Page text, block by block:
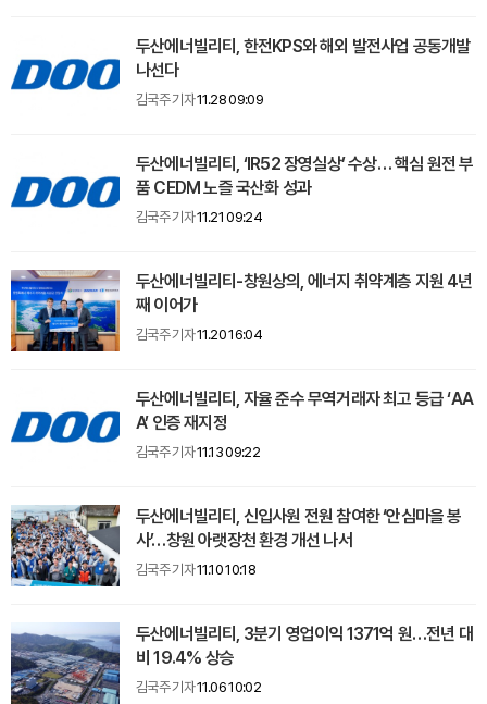
두산에너빌리티, 한전KPS와 해외 발전사업 공동개발
나선다
김국주 기자11.28 09:09
두산에너빌리티, ‘IR52 장영실상’ 수상… 핵심 원전 부
품 CEDM 노즐 국산화 성과
김국주 기자11.21 09:24
두산에너빌리티-창원상의, 에너지 취약계층 지원 4년
째 이어가
김국주 기자11.20 16:04
두산에너빌리티, 자율 준수 무역거래자 최고 등급 ‘AA
A’ 인증 재지정
김국주 기자11.13 09:22
두산에너빌리티, 신입사원 전원 참여한 ‘안심마을 봉
사’…창원 아랫장천 환경 개선 나서
김국주 기자11.10 10:18
두산에너빌리티, 3분기 영업이익 1371억 원…전년 대
비 19.4% 상승
김국주 기자11.06 10:02